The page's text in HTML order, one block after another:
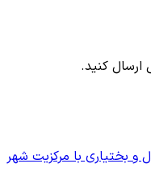
ارسال کنید.
و بختیاری با مرکزیت شهر